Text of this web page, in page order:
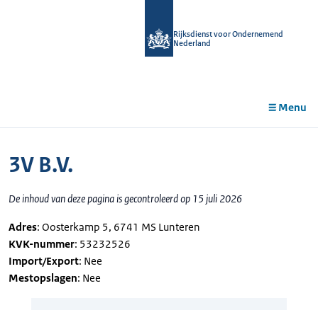
Rijksdienst voor Ondernemend
Nederland
Menu
3V B.V.
De inhoud van deze pagina is gecontroleerd op 15 juli 2026
Adres: Oosterkamp 5, 6741 MS Lunteren
KVK-nummer: 53232526
Import/Export: Nee
Mestopslagen: Nee